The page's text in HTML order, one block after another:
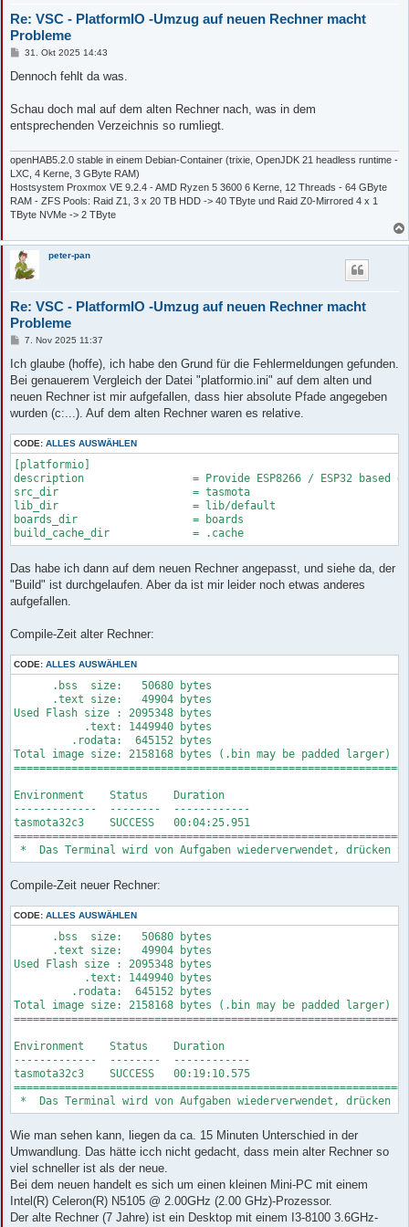
Unpacking 0% 10% 20%
Tool Manager: tool-esptoolpy@5.1.0 has been installed!
Tool Manager: Installing https://github.com/pioarduino/
Downloading 0% 10%
Unpacking 0% 10% 20%
Downloading 0% 10% 20% 30% 40% 50% 60% 70% 80% 90% 100%
Unpacking 0% 10% 20% 30% 40% 50% 60% 70% 80% 90% 100%
Updating metadata for the vscode IDE...
UserSideException: Processing tasmota (platform: https://
Tool Manager: Installing file://
Tool Manager: tool-esptoolpy@5.1.0 has been installed!
Tool Manager: Installing file://
Tool Manager: toolchain-xtensa@2.40802.200502 has been
Installed esptool from tl-install path:
Verbose mode can be enabled via `-v, --verbose` option
ImportError: DLL load failed while importing zopfli: Das
    env.SConscript(env.GetExtraScripts("pre"), exports="env")
File "C:\Users\claudia\.platformio\packages\tool-
    return _SConscript(self.fs, *files, **subst_kw)
File "C:\Users\claudia\.platformio\packages\tool-
exec(compile(scriptdata, scriptname, 'exec'),
File "D:\Tasmota-master15.1.cli\Tasmota-master\pio-
    import tasmotapiolib
File "D:\Tasmota-master15.1.cli\Tasmota-master\pio-
    import zopfli.gzip
    import zopfli.zopfli
========================= [FAILED] Took 42.45 seconds
Environment    Status    Duration
-------------  --------  ------------
tasmota        FAILED    00:00:42.446
==================== 1 failed, 0 succeeded in 00:00:42.446
Re: VSC - PlatformIO -Umzug auf neuen Rechner macht
Probleme
B
i
a
31. Okt 2025 14:43
Dennoch fehlt da was.
Schau doch mal auf dem alten Rechner nach, was in dem
entsprechenden Verzeichnis so rumliegt.
openHAB5.2.0 stable in einem Debian-Container (trixie, OpenJDK 21 headless runtime -
LXC, 4 Kerne, 3 GByte RAM)
Hostsystem Proxmox VE 9.2.4 - AMD Ryzen 5 3600 6 Kerne, 12 Threads - 64 GByte
RAM - ZFS Pools: Raid Z1, 3 x 20 TB HDD -> 40 TByte und Raid Z0-Mirrored 4 x 1
TByte NVMe -> 2 TByte
peter-pan
Re: VSC - PlatformIO -Umzug auf neuen Rechner macht
Probleme
B
i
r
a
7. Nov 2025 11:37
Ich glaube (hoffe), ich habe den Grund für die Fehlermeldungen gefunden.
Bei genauerem Vergleich der Datei "platformio.ini" auf dem alten und
neuen Rechner ist mir aufgefallen, dass hier absolute Pfade angegeben
wurden (c:...). Auf dem alten Rechner waren es relative.
CODE: ALLES AUSWÄHLEN
[platformio]
description                 = Provide ESP8266 / ESP32 based
src_dir                     = tasmota
lib_dir                     = lib/default
boards_dir                  = boards
Das habe ich dann auf dem neuen Rechner angepasst, und siehe da, der
"Build" ist durchgelaufen. Aber da ist mir leider noch etwas anderes
aufgefallen.
Compile-Zeit alter Rechner:
CODE: ALLES AUSWÄHLEN
      .bss  size:   50680 bytes
      .text size:   49904 bytes
Used Flash size : 2095348 bytes
           .text: 1449940 bytes
         .rodata:  645152 bytes
Total image size: 2158168 bytes (.bin may be padded larger)
Environment    Status    Duration
-------------  --------  ------------
tasmota32c3    SUCCESS   00:04:25.951
Compile-Zeit neuer Rechner:
CODE: ALLES AUSWÄHLEN
      .bss  size:   50680 bytes
      .text size:   49904 bytes
Used Flash size : 2095348 bytes
           .text: 1449940 bytes
         .rodata:  645152 bytes
Total image size: 2158168 bytes (.bin may be padded larger)
Environment    Status    Duration
-------------  --------  ------------
tasmota32c3    SUCCESS   00:19:10.575
Wie man sehen kann, liegen da ca. 15 Minuten Unterschied in der
Umwandlung. Das hätte icch nicht gedacht, dass mein alter Rechner so
viel schneller ist als der neue.
Bei dem neuen handelt es sich um einen kleinen Mini-PC mit einem
Intel(R) Celeron(R) N5105 @ 2.00GHz (2.00 GHz)-Prozessor.
Der alte Rechner (7 Jahre) ist ein Desktop mit einem I3-8100 3.6GHz-